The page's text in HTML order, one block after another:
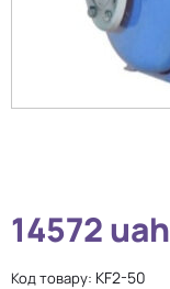
14572uah
Код товару: KF2-50